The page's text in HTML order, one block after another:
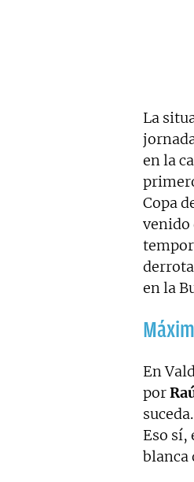
La
en la
Copa
venido
en la
En
por
Eso
blanca